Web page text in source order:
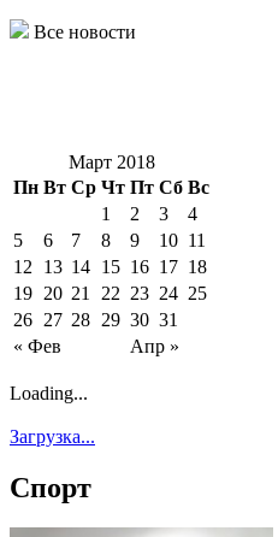
Все новости
Март 2018
Пн Вт Ср Чт Пт Сб Вс
« Фев Апр »
1 2 3
4
5
6 7 8 9 10 11
12
13 14 15 16 17 18
19 20 21 22 23 24 25
26 27 28 29 30 31
Loading...
Загрузка...
Спорт